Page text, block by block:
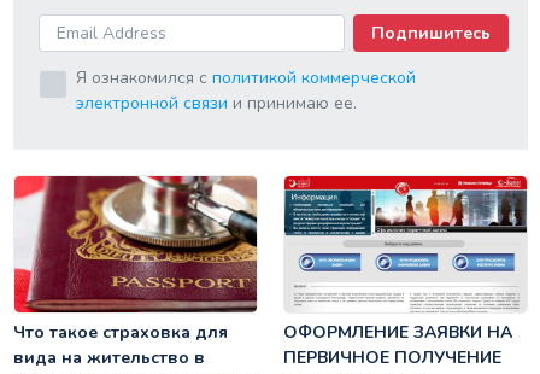
Подпишитесь
Я ознакомился с политикой коммерческой
электронной связи и принимаю ее.
Что такое страховка для
вида на жительство в
ОФОРМЛЕНИЕ ЗАЯВКИ НА
ПЕРВИЧНОЕ ПОЛУЧЕНИЕ